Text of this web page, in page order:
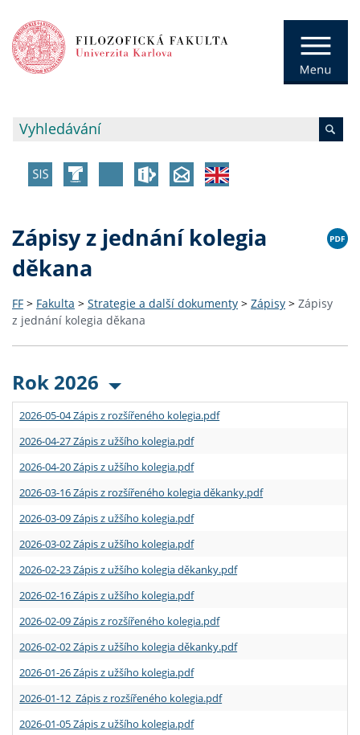
Zápisy z jednání kolegia
děkana
FF > Fakulta > Strategie a další dokumenty > Zápisy > Zápisy
z jednání kolegia děkana
Rok 2026
2026-05-04 Zápis z rozšířeného kolegia.pdf
2026-04-27 Zápis z užšího kolegia.pdf
2026-04-20 Zápis z užšího kolegia.pdf
2026-03-16 Zápis z rozšířeného kolegia děkanky.pdf
2026-03-09 Zápis z užšího kolegia.pdf
2026-03-02 Zápis z užšího kolegia.pdf
2026-02-23 Zápis z užšího kolegia děkanky.pdf
2026-02-16 Zápis z užšího kolegia.pdf
2026-02-09 Zápis z rozšířeného kolegia.pdf
2026-02-02 Zápis z užšího kolegia děkanky.pdf
2026-01-26 Zápis z užšího kolegia.pdf
2026-01-12 Zápis z rozšířeného kolegia.pdf
2026-01-05 Zápis z užšího kolegia.pdf